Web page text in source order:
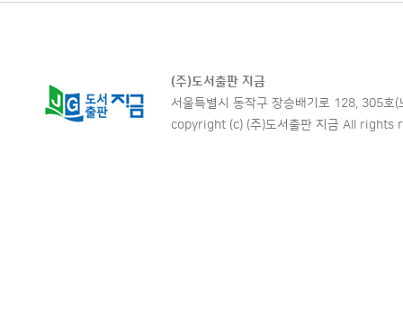
(주)도서출판 지금
서울특별시 동작구 장승배기로 128, 305
copyright (c) (주)도서출판 지금 All rights